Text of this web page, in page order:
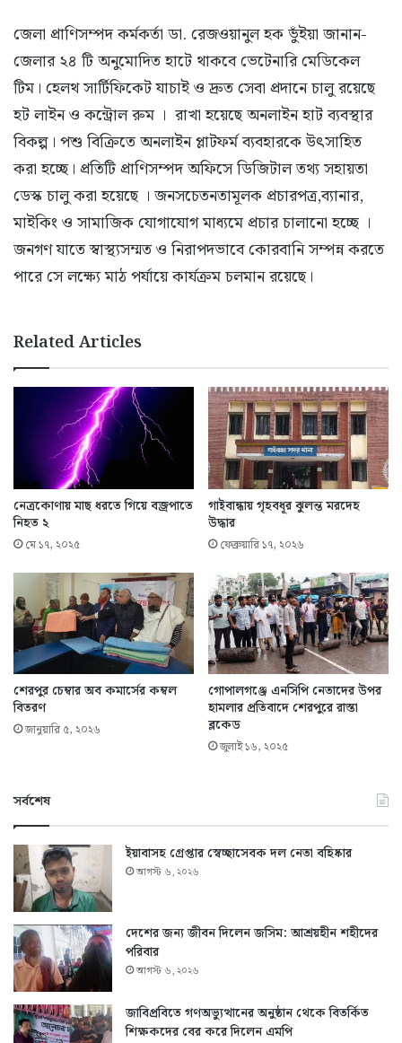
জেলা প্রাণিসম্পদ কর্মকর্তা ডা. রেজওয়ানুল হক ভুঁইয়া জানান-
জেলার ২৪ টি অনুমোদিত হাটে থাকবে ভেটেনারি মেডিকেল
টিম। হেলথ সার্টিফিকেট যাচাই ও দ্রুত সেবা প্রদানে চালু রয়েছে
হট লাইন ও কন্ট্রোল রুম । রাখা হয়েছে অনলাইন হাট ব্যবস্থার
বিকল্প। পশু বিক্রিতে অনলাইন প্লাটফর্ম ব্যবহারকে উৎসাহিত
করা হচ্ছে। প্রতিটি প্রাণিসম্পদ অফিসে ডিজিটাল তথ্য সহায়তা
ডেস্ক চালু করা হয়েছে । জনসচেতনতামূলক প্রচারপত্র,ব্যানার,
মাইকিং ও সামাজিক যোগাযোগ মাধ্যমে প্রচার চালানো হচ্ছে ।
জনগণ যাতে স্বাস্থ্যসম্মত ও নিরাপদভাবে কোরবানি সম্পন্ন করতে
পারে সে লক্ষ্যে মাঠ পর্যায়ে কার্যক্রম চলমান রয়েছে।
Related Articles
নেত্রকোণায় মাছ ধরতে গিয়ে বজ্রপাতে
নিহত ২
মে ১৭, ২০২৫
গাইবান্ধায় গৃহবধূর ঝুলন্ত মরদেহ
উদ্ধার
ফেব্রুয়ারি ১৭, ২০২৬
শেরপুর চেম্বার অব কমার্সের কম্বল
বিতরণ
জানুয়ারি ৫, ২০২৬
গোপালগঞ্জে এনসিপি নেতাদের উপর
হামলার প্রতিবাদে শেরপুরে রাস্তা
ব্লকেড
জুলাই ১৬, ২০২৫
সর্বশেষ
ইয়াবাসহ গ্রেপ্তার স্বেচ্ছাসেবক দল নেতা বহিষ্কার
আগস্ট ৬, ২০২৬
দেশের জন্য জীবন দিলেন জসিম: আশ্রয়হীন শহীদের
পরিবার
আগস্ট ৬, ২০২৬
জাবিপ্রবিতে গণঅভ্যুত্থানের অনুষ্ঠান থেকে বিতর্কিত
শিক্ষকদের বের করে দিলেন এমপি